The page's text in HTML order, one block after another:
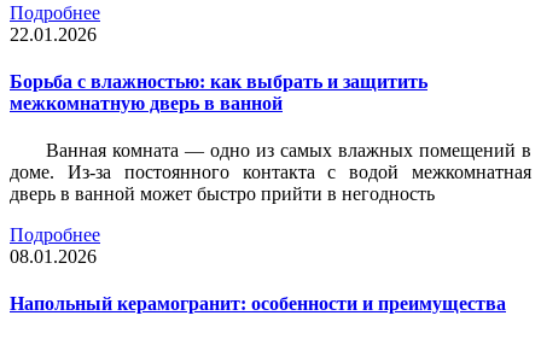
Подробнее
22.01.2026
Борьба с влажностью: как выбрать и защитить
межкомнатную дверь в ванной
Ванная комната — одно из самых влажных помещений в
доме. Из-за постоянного контакта с водой межкомнатная
дверь в ванной может быстро прийти в негодность
Подробнее
08.01.2026
Напольный керамогранит: особенности и преимущества